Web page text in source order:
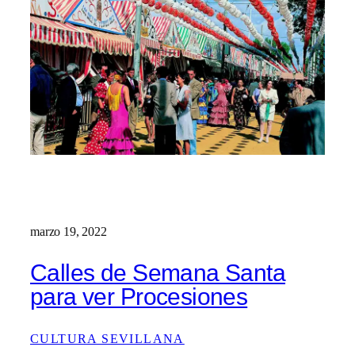
marzo 19, 2022
Calles de Semana Santa
para ver Procesiones
CULTURA SEVILLANA